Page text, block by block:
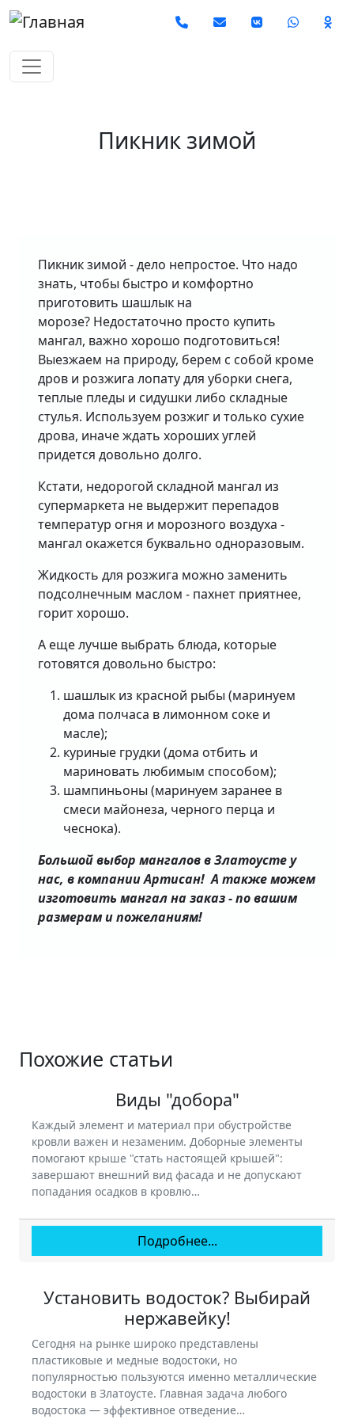
Перейти к основному содержанию
Social
Пикник зимой
Пикник зимой - дело непростое. Что надо
знать, чтобы быстро и комфортно
приготовить шашлык на
морозе? Недостаточно просто купить
мангал, важно хорошо подготовиться!
Выезжаем на природу, берем с собой кроме
дров и розжига лопату для уборки снега,
теплые пледы и сидушки либо складные
стулья. Используем розжиг и только сухие
дрова, иначе ждать хороших углей
придется довольно долго.
Кстати, недорогой складной мангал из
супермаркета не выдержит перепадов
температур огня и морозного воздуха -
мангал окажется буквально одноразовым.
Жидкость для розжига можно заменить
подсолнечным маслом - пахнет приятнее,
горит хорошо.
А еще лучше выбрать блюда, которые
готовятся довольно быстро:
шашлык из красной рыбы (маринуем
дома полчаса в лимонном соке и
масле);
куриные грудки (дома отбить и
мариновать любимым способом);
шампиньоны (маринуем заранее в
смеси майонеза, черного перца и
чеснока).
Большой выбор мангалов в Златоусте у
нас, в компании Артисан! А также можем
изготовить мангал на заказ - по вашим
размерам и пожеланиям!
Похожие статьи
Виды "добора"
Каждый элемент и материал при обустройстве
кровли важен и незаменим. Доборные элементы
помогают крыше "стать настоящей крышей":
завершают внешний вид фасада и не допускают
попадания осадков в кровлю…
Подробнее...
Установить водосток? Выбирай
нержавейку!
Сегодня на рынке широко представлены
пластиковые и медные водостоки, но
популярностью пользуются именно металлические
водостоки в Златоусте. Главная задача любого
водостока — эффективное отведение…